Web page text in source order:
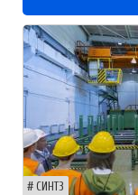
СИНТЗ